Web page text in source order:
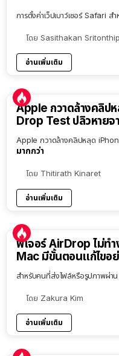
การตั้งค่าเว็ปเบาว์เซอร์ Safari
โดย Sasithakan Sritonthip
อ่านเพิ่มเติม
Apple กวาดล้างคลิป
Drop Test ปลิวหายจ
Apple กวาดล้างคลิปหลุด
มากกว่า
โดย Thitirath Kinaret
อ่านเพิ่มเติม
ฟีเจอร์ AirDrop ไม่ท
Mac มีขั้นตอนแก้ไขอย่
สำหรับคนที่ส่งไฟล์หรือรูปภาพผ่า
โดย Zakura Kim
อ่านเพิ่มเติม